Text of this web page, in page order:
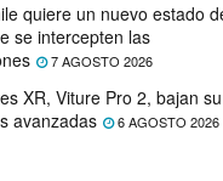
quiere un nuevo estado
se intercepten las
7 AGOSTO 2026
XR, Viture Pro 2, bajan
avanzadas
6 AGOSTO 2026